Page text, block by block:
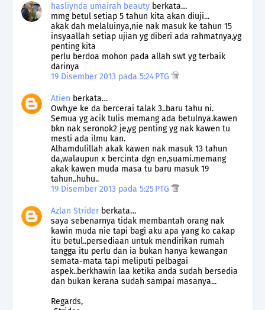
hasliynda umairah beauty berkata…
mmg betul setiap 5 tahun kita akan diuji...
akak dah melaluinya,nie nak masuk ke tahun 15
insyaallah setiap ujian yg diberi ada rahmatnya,yg
penting kita
perlu berdoa mohon pada allah swt yg terbaik
darinya
19 Disember 2013 pada 5:24 PTG
Atien berkata…
Owh,ye ke da bercerai talak 3..baru tahu ni.
Semua yg acik tulis memang ada betulnya.kawen
bkn nak seronok2 je,yg penting yg nak kawen tu
mesti ada ilmu kan.
Alhamdulillah akak kawen nak masuk 13 tahun
da,walaupun x bercinta dgn en,suami.memang
akak kawen muda masa tu baru masuk 19
tahun..huhu..
19 Disember 2013 pada 5:25 PTG
Azlan Striderberkata…
saya sebenarnya tidak membantah orang nak
kawin muda nie tapi bagi aku apa yang ko cakap
itu betul..persediaan untuk mendirikan rumah
tangga itu perlu dan ia bukan hanya kewangan
semata-mata tapi meliputi pelbagai
aspek..berkhawin laa ketika anda sudah bersedia
dan bukan kerana sudah sampai masanya...
Regards,